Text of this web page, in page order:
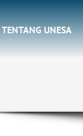
TENTANG UNESA